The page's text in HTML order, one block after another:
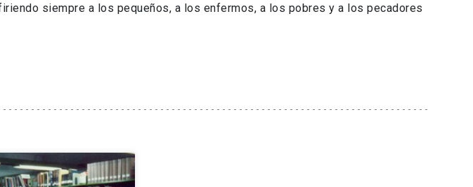
siempre a los pequeños, a los enfermos, a los pobres y a los pecadores